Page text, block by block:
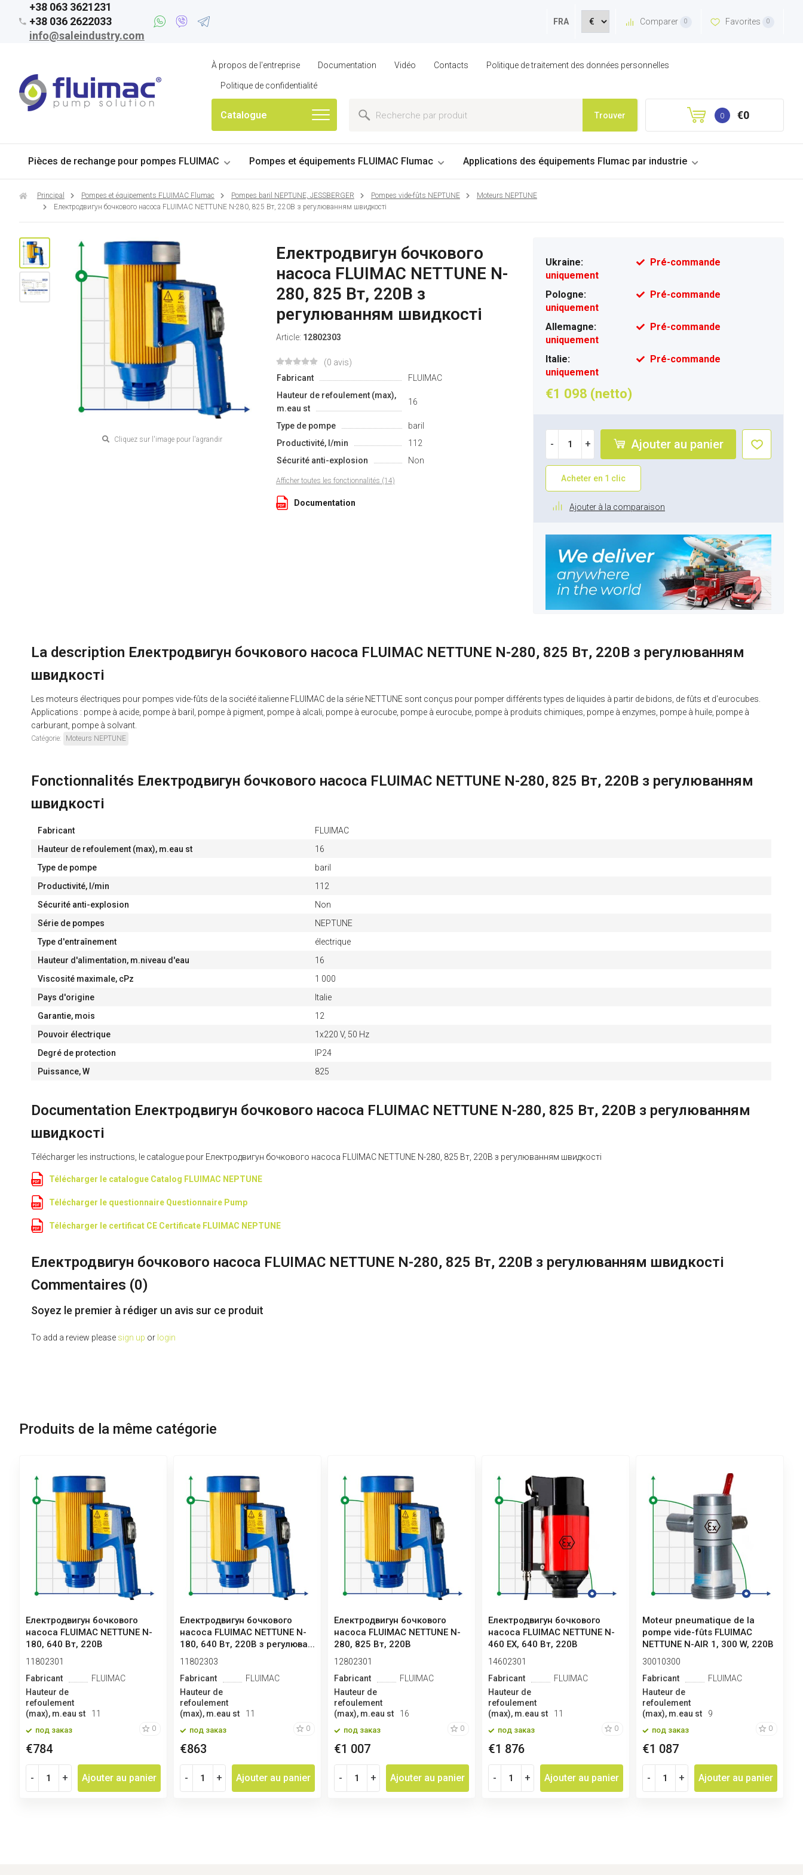
+38 063 3621231
+38 036 2622033
info@saleindustry.com
FRA Comparer 0 Favorites 0
À propos de l'entreprise Documentation Vidéo Contacts Politique de traitement des données personnelles
Politique de confidentialité
Catalogue Trouver 0 €0
Pièces de rechange pour pompes FLUIMAC Pompes et équipements FLUIMAC Flumac Applications des équipements Flumac par industrie
Principal Pompes et équipements FLUIMAC Flumac Pompes baril NEPTUNE, JESSBERGER Pompes vide-fûts NEPTUNE
Moteurs NEPTUNE
Електродвигун бочкового насоса FLUIMAC NETTUNE N-280, 825 Вт, 220B з регулюванням швидкості
Cliquez sur l'image pour l'agrandir
Електродвигун бочкового
насоса FLUIMAC NETTUNE N-
280, 825 Вт, 220B з
регулюванням швидкості
Article: 12802303
(0 avis)
Fabricant
FLUIMAC
Hauteur de refoulement (max),
m.eau st
16
Type de pompe
baril
Productivité, l/min
112
Sécurité anti-explosion
Non
Afficher toutes les fonctionnalités (14)
Documentation
Ukraine:
Pré-commande
uniquement
Pologne:
Pré-commande
uniquement
Allemagne:
Pré-commande
uniquement
Italie:
Pré-commande
uniquement
€1 098 (netto)
- + Ajouter au panier
Acheter en 1 clic
Ajouter à la comparaison
La description Електродвигун бочкового насоса FLUIMAC NETTUNE N-280, 825 Вт, 220B з регулюванням
швидкості
Les moteurs électriques pour pompes vide-fûts de la société italienne FLUIMAC de la série NETTUNE sont conçus pour pomper différents types de liquides à partir de bidons, de fûts et d'eurocubes.
Applications : pompe à acide, pompe à baril, pompe à pigment, pompe à alcali, pompe à eurocube, pompe à eurocube, pompe à produits chimiques, pompe à enzymes, pompe à huile, pompe à
carburant, pompe à solvant.
Catégorie: Moteurs NEPTUNE
Fonctionnalités Електродвигун бочкового насоса FLUIMAC NETTUNE N-280, 825 Вт, 220B з регулюванням
швидкості
Fabricant
FLUIMAC
Hauteur de refoulement (max), m.eau st
16
Type de pompe
baril
Productivité, l/min
112
Sécurité anti-explosion
Non
Série de pompes
NEPTUNE
Type d'entraînement
électrique
Hauteur d'alimentation, m.niveau d'eau
16
Viscosité maximale, cPz
1 000
Pays d'origine
Italie
Garantie, mois
12
Pouvoir électrique
1x220 V, 50 Hz
Degré de protection
IP24
Puissance, W
825
Documentation Електродвигун бочкового насоса FLUIMAC NETTUNE N-280, 825 Вт, 220B з регулюванням
швидкості
Télécharger les instructions, le catalogue pour Електродвигун бочкового насоса FLUIMAC NETTUNE N-280, 825 Вт, 220B з регулюванням швидкості
Télécharger le catalogue Catalog FLUIMAC NEPTUNE
Télécharger le questionnaire Questionnaire Pump
Télécharger le certificat CE Certificate FLUIMAC NEPTUNE
Електродвигун бочкового насоса FLUIMAC NETTUNE N-280, 825 Вт, 220B з регулюванням швидкості
Commentaires (0)
Soyez le premier à rédiger un avis sur ce produit
To add a review please sign up or login
Produits de la même catégorie
Електродвигун бочкового
насоса FLUIMAC NETTUNE N-
180, 640 Вт, 220B
11802301
Fabricant
FLUIMAC
Hauteur de
refoulement
(max), m.eau st
11
под заказ 0
€784
- + Ajouter au panier
Електродвигун бочкового
насоса FLUIMAC NETTUNE N-
180, 640 Вт, 220B з регулюва...
11802303
Fabricant
FLUIMAC
Hauteur de
refoulement
(max), m.eau st
11
под заказ 0
€863
- + Ajouter au panier
Електродвигун бочкового
насоса FLUIMAC NETTUNE N-
280, 825 Вт, 220B
12802301
Fabricant
FLUIMAC
Hauteur de
refoulement
(max), m.eau st
16
под заказ 0
€1 007
- + Ajouter au panier
Електродвигун бочкового
насоса FLUIMAC NETTUNE N-
460 EX, 640 Вт, 220B
14602301
Fabricant
FLUIMAC
Hauteur de
refoulement
(max), m.eau st
11
под заказ 0
€1 876
- + Ajouter au panier
Moteur pneumatique de la
pompe vide-fûts FLUIMAC
NETTUNE N-AIR 1, 300 W, 220B
30010300
Fabricant
FLUIMAC
Hauteur de
refoulement
(max), m.eau st
9
под заказ 0
€1 087
- + Ajouter au panier